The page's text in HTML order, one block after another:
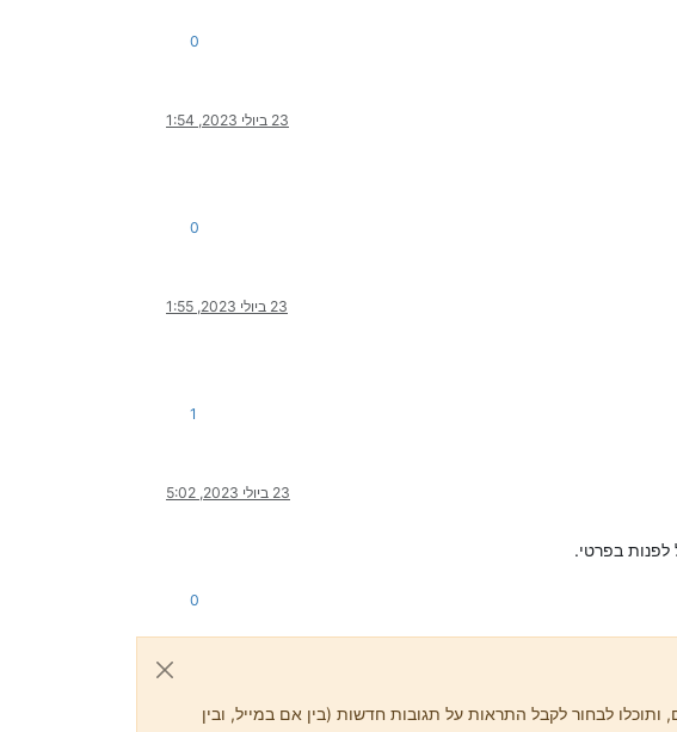
0
23 ביולי 2023, 1:54
0
23 ביולי 2023, 1:55
1
23 ביולי 2023, 5:02
0
לבחור לקבל התראות על תגובות חדשות (בין אם במייל, ובין